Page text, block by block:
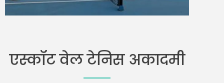
एस्कॉट वेल टेनिस अकादमी